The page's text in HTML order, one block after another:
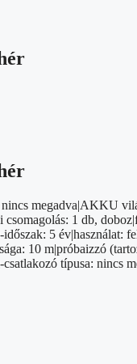
megadva|AKKU
1 db,
5 év|használat:
10 m|próbaizzó
típusa: nincs